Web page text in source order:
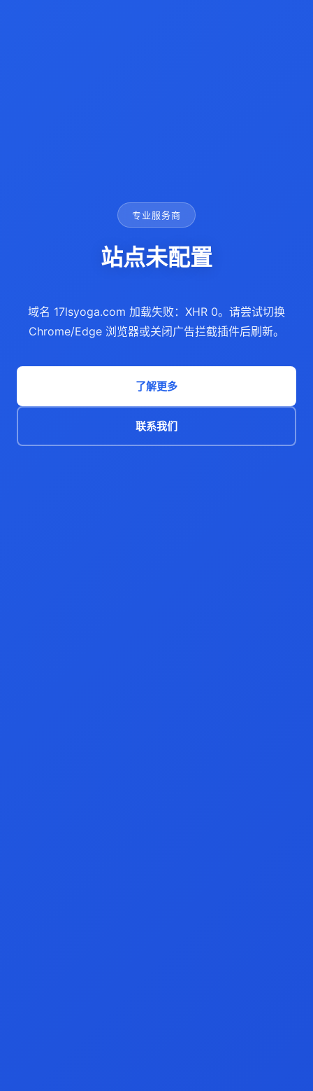
专业服务商
站点未配置
域名 17lsyoga.com 加载失败：XHR 0。请尝试切换
Chrome/Edge 浏览器或关闭广告拦截插件后刷新。
了解更多
联系我们